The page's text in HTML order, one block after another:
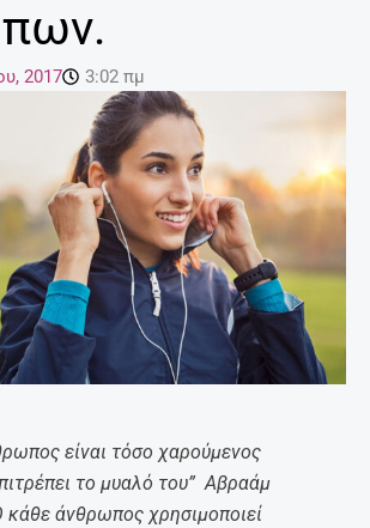
2017 3:02 πμ
είναι τόσο χαρούμενος
το μυαλό του” Αβραάμ
κάθε άνθρωπος χρησιμοποιεί